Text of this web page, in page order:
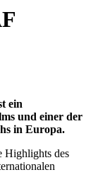
ein
und einer der
in Europa.
Highlights des